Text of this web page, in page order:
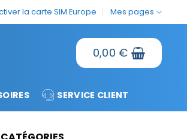
la carte SIM Europe Mes pages
0,00 €
SERVICE CLIENT